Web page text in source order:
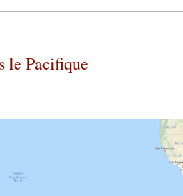
le Pacifique